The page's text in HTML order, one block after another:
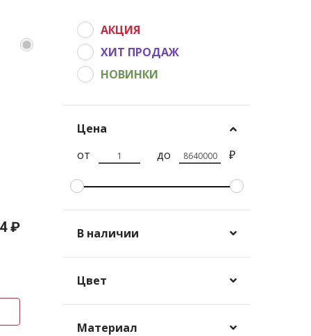
₽
АКЦИЯ
ХИТ ПРОДАЖ
НОВИНКИ
Цена
от
до ₽
В наличии
Цвет
Материал